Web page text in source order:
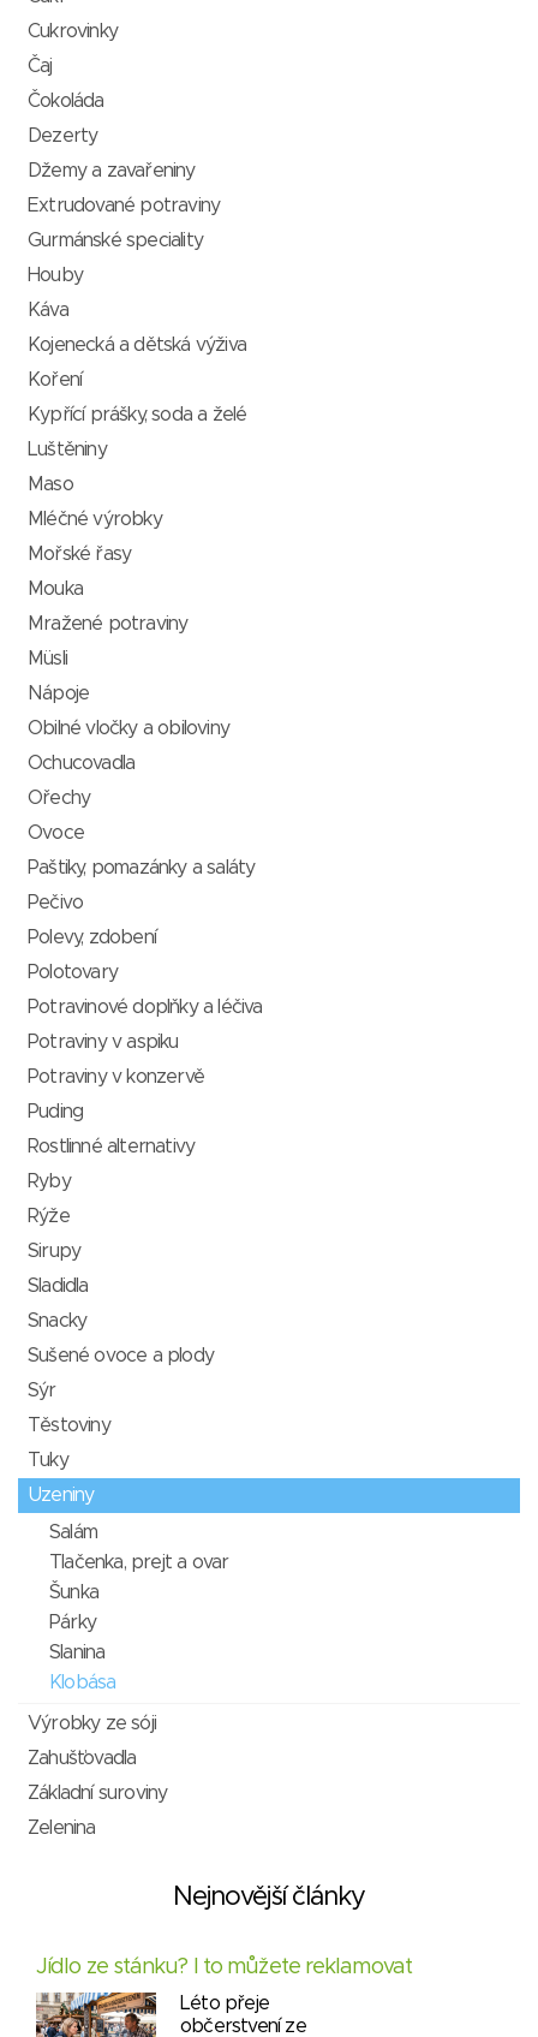
Cukrovinky
Čaj
Čokoláda
Dezerty
Džemy a zavařeniny
Extrudované potraviny
Gurmánské speciality
Houby
Káva
Kojenecká a dětská výživa
Koření
Kypřící prášky, soda a želé
Luštěniny
Maso
Mléčné výrobky
Mořské řasy
Mouka
Mražené potraviny
Müsli
Nápoje
Obilné vločky a obiloviny
Ochucovadla
Ořechy
Ovoce
Paštiky, pomazánky a saláty
Pečivo
Polevy, zdobení
Polotovary
Potravinové doplňky a léčiva
Potraviny v aspiku
Potraviny v konzervě
Puding
Rostlinné alternativy
Ryby
Rýže
Sirupy
Sladidla
Snacky
Sušené ovoce a plody
Sýr
Těstoviny
Tuky
Uzeniny
Salám
Tlačenka, prejt a ovar
Šunka
Párky
Slanina
Klobása
Výrobky ze sóji
Zahušťovadla
Základní suroviny
Zelenina
Nejnovější články
Jídlo ze stánku? I to můžete reklamovat
Léto přeje
občerstvení ze